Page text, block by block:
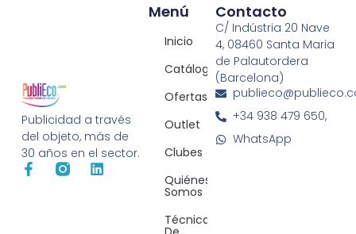
Publicidad a través
del objeto, más de
30 años en el sector.
Menú
Inicio
Catálogos
Ofertas
Outlet
Clubes
Quiénes
Somos
Técnicas
Contacto
C/ Indústria 20 Nave
4, 08460 Santa Maria
de Palautordera
(Barcelona)
+34 938 479 650,
WhatsApp